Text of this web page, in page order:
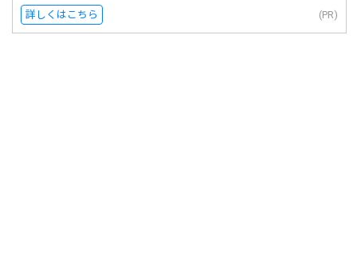
詳しくはこちら (PR)